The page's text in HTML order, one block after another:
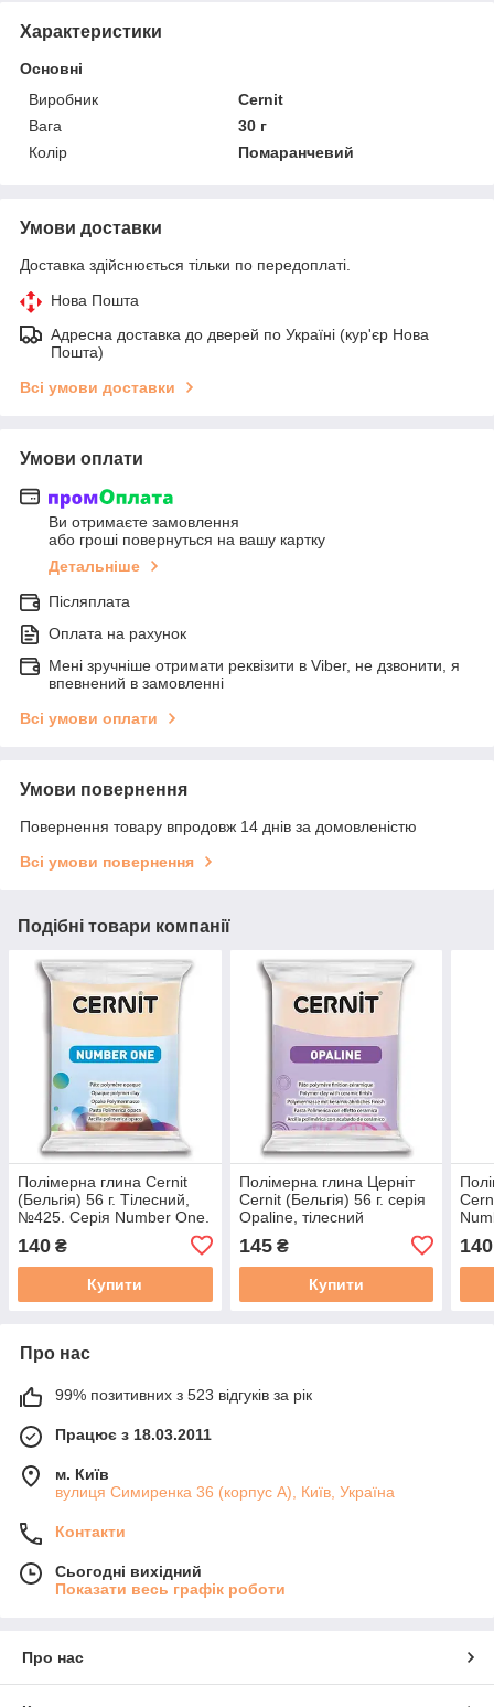
Характеристики
Основні
Виробник
Cernit
Вага
30 г
Колір
Помаранчевий
Умови доставки
Доставка здійснюється тільки по передоплаті.
Нова Пошта
Адресна доставка до дверей по Україні (кур'єр Нова
Пошта)
Всі умови доставки
Умови оплати
Ви отримаєте замовлення
або гроші повернуться на вашу картку
Детальніше
Післяплата
Оплата на рахунок
Мені зручніше отримати реквізити в Viber, не дзвонити, я
впевнений в замовленні
Всі умови оплати
Умови повернення
Повернення товару впродовж 14 днів за домовленістю
Всі умови повернення
Подібні товари компанії
Полімерна глина Cernit
(Бельгія) 56 г. Тілесний,
№425. Серія Number One.
140 ₴
Купити
Полімерна глина Церніт
Cernit (Бельгія) 56 г. серія
Opaline, тілесний
145₴
Купити
140
Про нас
99% позитивних з 523 відгуків за рік
Працює з 18.03.2011
м. Київ
вулиця Симиренка 36 (корпус А), Київ, Україна
Контакти
Сьогодні вихідний
Показати весь графік роботи
Про нас